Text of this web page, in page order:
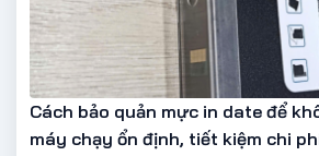
Cách bảo quản mực in date để
máy chạy ổn định, tiết kiệm chi